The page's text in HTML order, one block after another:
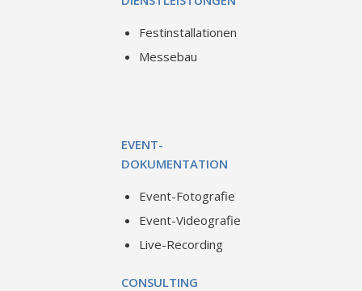
Festinstallationen
Messebau
EVENT-
DOKUMENTATION
Event-Fotografie
Event-Videografie
Live-Recording
CONSULTING